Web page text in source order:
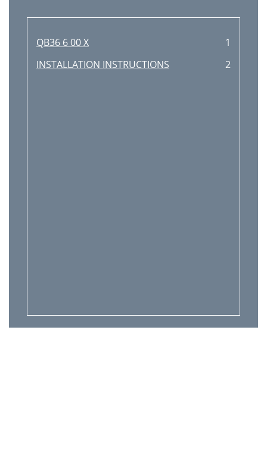
QB36 6 00 X
1
INSTALLATION INSTRUCTIONS
2